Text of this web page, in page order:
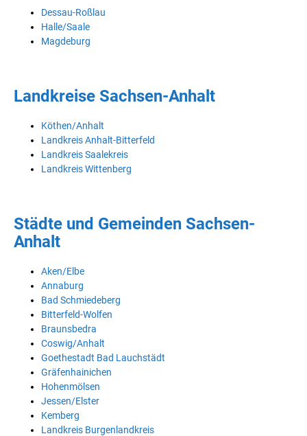
Dessau-Roßlau
Halle/Saale
Magdeburg
Landkreise Sachsen-Anhalt
Köthen/Anhalt
Landkreis Anhalt-Bitterfeld
Landkreis Saalekreis
Landkreis Wittenberg
Städte und Gemeinden Sachsen-
Anhalt
Aken/Elbe
Annaburg
Bad Schmiedeberg
Bitterfeld-Wolfen
Braunsbedra
Coswig/Anhalt
Goethestadt Bad Lauchstädt
Gräfenhainichen
Hohenmölsen
Jessen/Elster
Kemberg
Landkreis Burgenlandkreis